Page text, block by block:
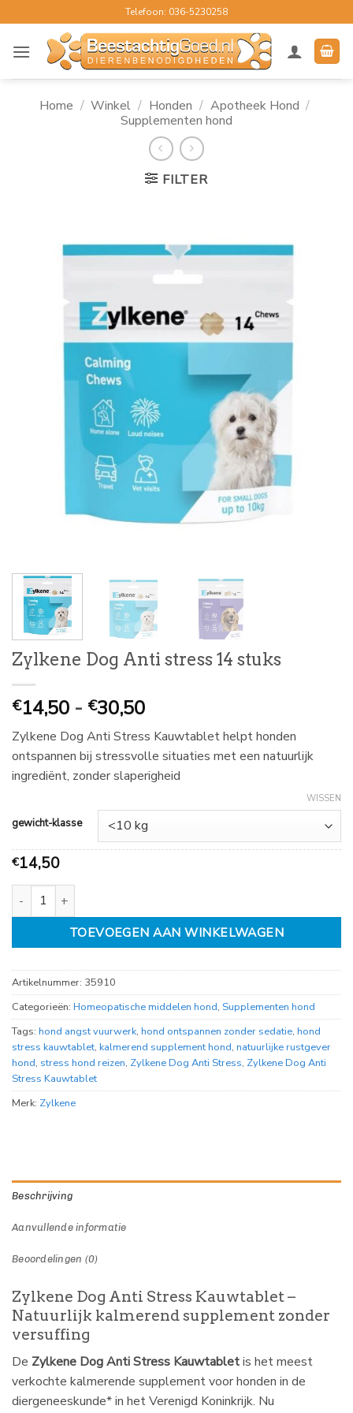
naar
inhoud
Telefoon: 036-5230258
Home / Winkel / Honden / Apotheek Hond /
Supplementen hond
FILTER
Zylkene Dog Anti stress 14 stuks
€14,50 - €30,50Prijsklasse:
€
14,50
tot
€
Zylkene Dog Anti Stress Kauwtablet helpt honden
ontspannen bij stressvolle situaties met een natuurlijk
ingrediënt, zonder slaperigheid
gewicht-klasse
WISSEN
€14,50
Zylkene Dog Anti stress 14 stuks aantal
TOEVOEGEN AAN WINKELWAGEN
Artikelnummer: 35910
Categorieën: Homeopatische middelen hond, Supplementen hond
Tags: hond angst vuurwerk, hond ontspannen zonder sedatie, hond
stress kauwtablet, kalmerend supplement hond, natuurlijke rustgever
hond, stress hond reizen, Zylkene Dog Anti Stress, Zylkene Dog Anti
Stress Kauwtablet
Merk: Zylkene
Beschrijving
Aanvullende informatie
Beoordelingen (0)
Zylkene Dog Anti Stress Kauwtablet –
Natuurlijk kalmerend supplement zonder
versuffing
De Zylkene Dog Anti Stress Kauwtabletis het meest
verkochte kalmerende supplement voor honden in de
diergeneeskunde* in het Verenigd Koninkrijk. Nu